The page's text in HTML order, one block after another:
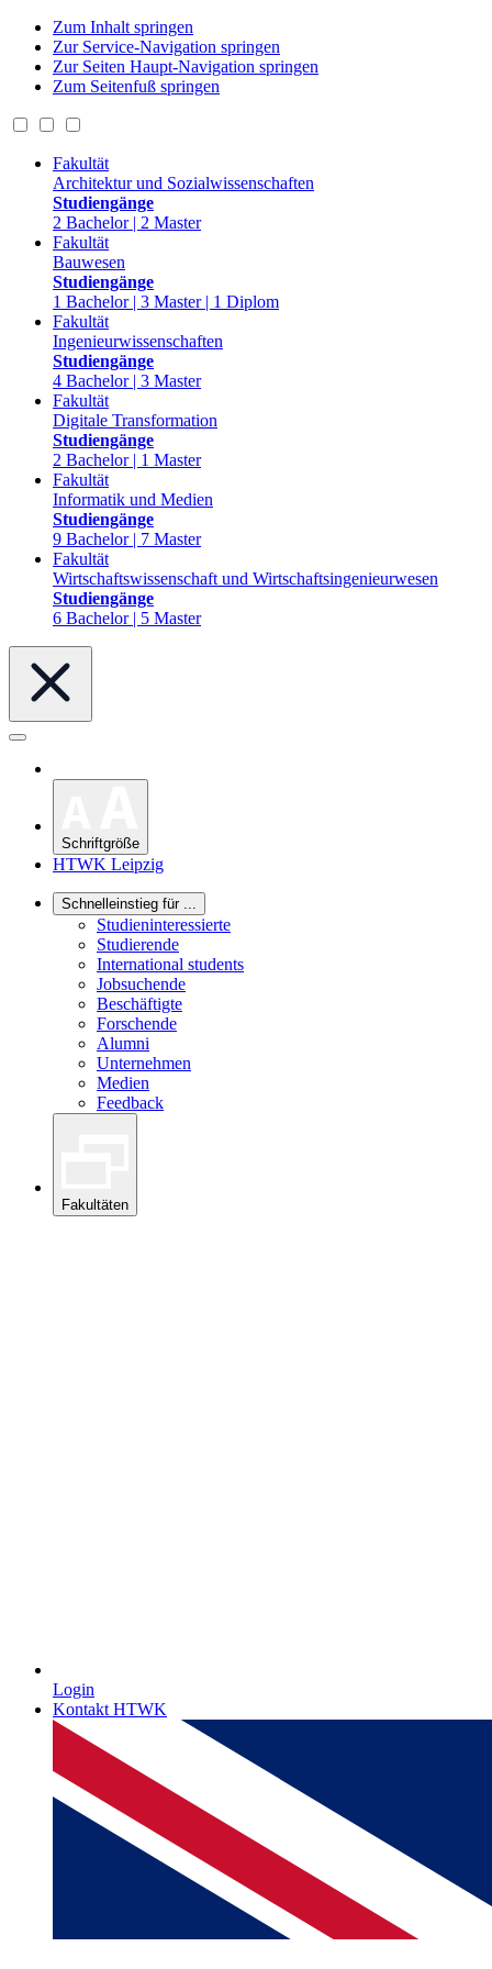
Zum Inhalt springen
Zur Service-Navigation springen
Zur Seiten Haupt-Navigation springen
Zum Seitenfuß springen
Fakultät
Architektur und Sozialwissenschaften
Studiengänge
2 Bachelor | 2 Master
Fakultät
Bauwesen
Studiengänge
1 Bachelor | 3 Master | 1 Diplom
Fakultät
Ingenieurwissenschaften
Studiengänge
4 Bachelor | 3 Master
Fakultät
Digitale Transformation
Studiengänge
2 Bachelor | 1 Master
Fakultät
Informatik und Medien
Studiengänge
9 Bachelor | 7 Master
Fakultät
Wirtschaftswissenschaft und Wirtschaftsingenieurwesen
Studiengänge
6 Bachelor | 5 Master
Schriftgröße
HTWK Leipzig
Schnelleinstieg für ...
Studieninteressierte
Studierende
International students
Jobsuchende
Beschäftigte
Forschende
Alumni
Unternehmen
Medien
Feedback
Fakultäten
Login
Kontakt HTWK